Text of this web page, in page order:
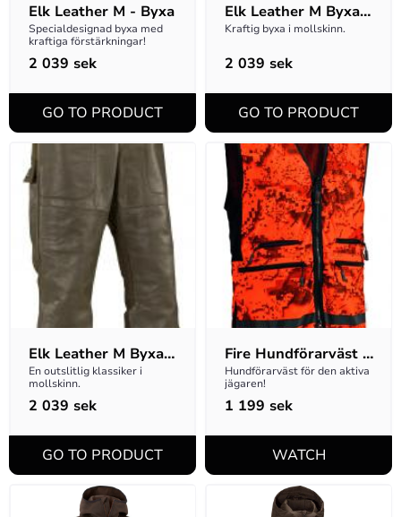
Elk Leather M - Byxa
Specialdesignad byxa med
kraftiga förstärkningar!
2 039 sek
Elk Leather M Byxa
- D-storlek
Kraftig byxa i mollskinn.
2 039 sek
Elk Leather M Byxa
- Lång modell
En outslitlig klassiker i
mollskinn.
2 039 sek
Fire Hundförarväst
M - DESOLVE Fire
Hundförarväst för den aktiva
jägaren!
1 199 sek